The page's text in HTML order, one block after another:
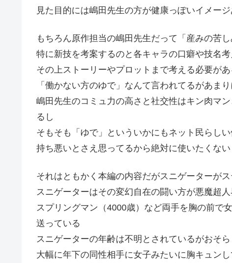
見た目的には嶋田先生の方が健康っぽいイメー
もちろん原作担当の嶋田先生だって「産みの苦
特に新技を考案するのと各キャラの口癖や技名
その上ストーリーやプロットまで考える必要があ
「働かない方のゆで」なんて言われてるがあま
嶋田先生のコミュ力の高さと社交性はキン肉マ
るし
そもそも「ゆで」といういかにもネット民らし
持ち悪いとさえ思ってるから絶対に使いたくない
それはともかく本編の内容だがスニゲーターが
スニゲーターはその変幻自在の闘い方が悪魔超
スプリングマン（4000歳）など両手を胸の前で
送っている
スニゲーターの年齢は不明とされているがおそ
大幅に年下の同性相手に女子みたいに胸キュン